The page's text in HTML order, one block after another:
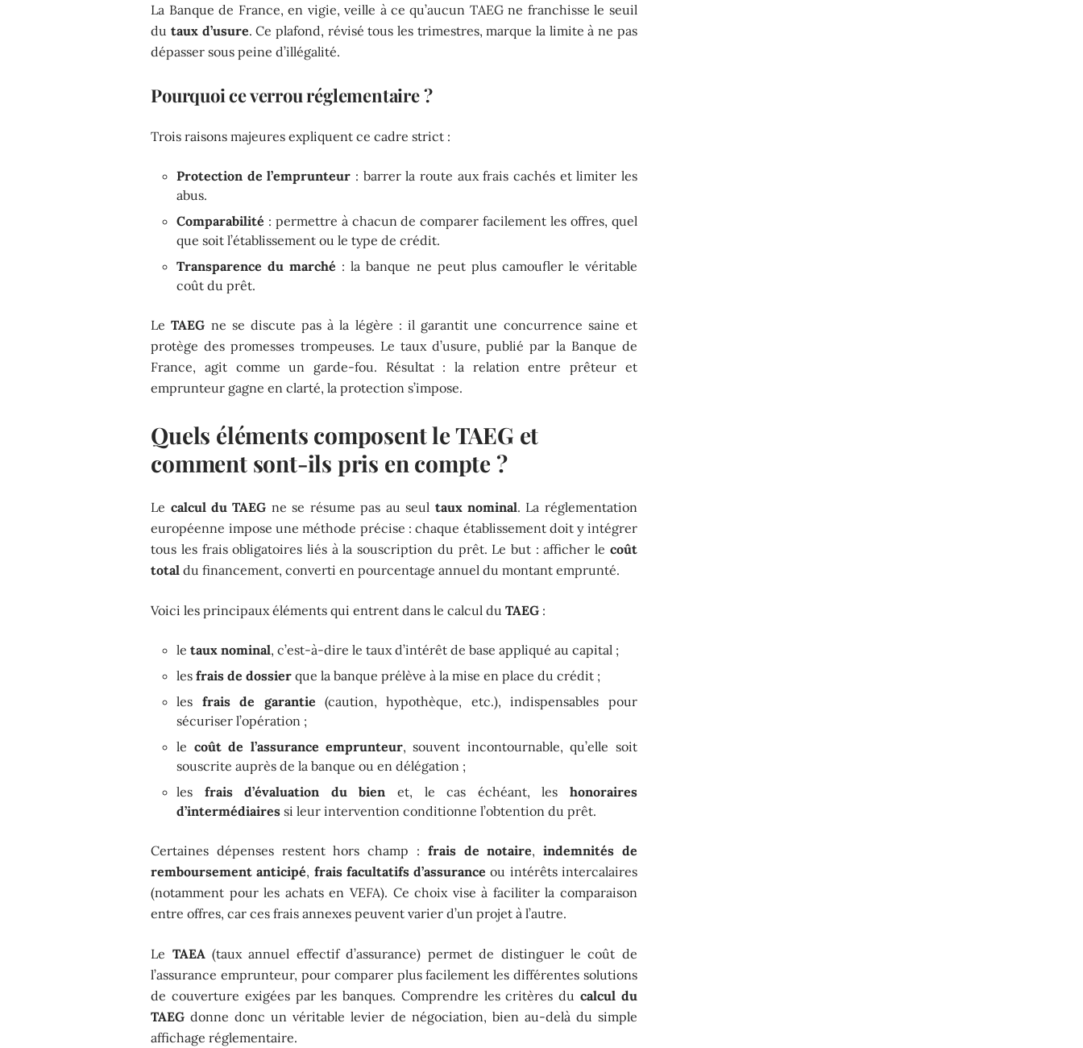
La Banque de France, en vigie, veille à ce qu’aucun TAEG ne franchisse le seuil
du taux d’usure. Ce plafond, révisé tous les trimestres, marque la limite à ne pas
dépasser sous peine d’illégalité.
Pourquoi ce verrou réglementaire ?
Trois raisons majeures expliquent ce cadre strict :
Protection de l’emprunteur : barrer la route aux frais cachés et limiter les
abus.
Comparabilité : permettre à chacun de comparer facilement les offres, quel
que soit l’établissement ou le type de crédit.
Transparence du marché : la banque ne peut plus camoufler le véritable
coût du prêt.
LeTAEG ne se discute pas à la légère : il garantit une concurrence saine et
protège des promesses trompeuses. Le taux d’usure, publié par la Banque de
France, agit comme un garde-fou. Résultat : la relation entre prêteur et
emprunteur gagne en clarté, la protection s’impose.
Quels éléments composent le TAEG et
comment sont-ils pris en compte ?
Le calcul du TAEG ne se résume pas au seul taux nominal. La réglementation
européenne impose une méthode précise : chaque établissement doit y intégrer
tous les frais obligatoires liés à la souscription du prêt. Le but : afficher le coût
total du financement, converti en pourcentage annuel du montant emprunté.
Voici les principaux éléments qui entrent dans le calcul duTAEG :
letaux nominal, c’est-à-dire le taux d’intérêt de base appliqué au capital ;
lesfrais de dossier que la banque prélève à la mise en place du crédit ;
les frais de garantie (caution, hypothèque, etc.), indispensables pour
sécuriser l’opération ;
le coût de l’assurance emprunteur, souvent incontournable, qu’elle soit
souscrite auprès de la banque ou en délégation ;
les frais d’évaluation du bien et, le cas échéant, les honoraires
d’intermédiaires si leur intervention conditionne l’obtention du prêt.
Certaines dépenses restent hors champ : frais de notaire,indemnités de
remboursement anticipé, frais facultatifs d’assurance ou intérêts intercalaires
(notamment pour les achats en VEFA). Ce choix vise à faciliter la comparaison
entre offres, car ces frais annexes peuvent varier d’un projet à l’autre.
Le TAEA(taux annuel effectif d’assurance) permet de distinguer le coût de
l’assurance emprunteur, pour comparer plus facilement les différentes solutions
de couverture exigées par les banques. Comprendre les critères ducalcul du
TAEG donne donc un véritable levier de négociation, bien au-delà du simple
affichage réglementaire.